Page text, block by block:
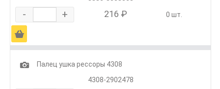
- + 216 ₽ 0 шт.
Ä
1
Палец ушка рессоры 4308
4308-2902478